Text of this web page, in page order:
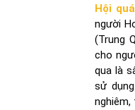
Hội
người
(Trung
cho
qua là
sử
nghiêm,